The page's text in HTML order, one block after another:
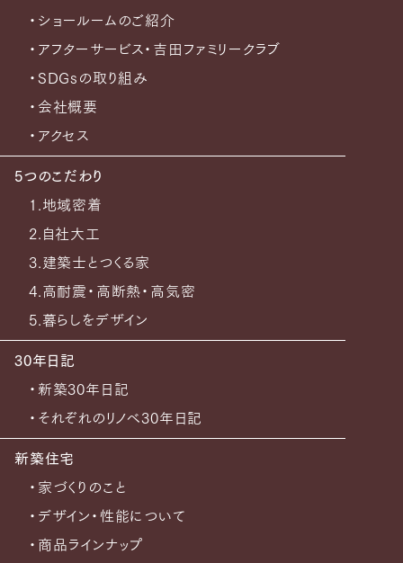
・ショールームのご紹介
・アフターサービス・吉田ファミリークラブ
・SDGsの取り組み
・会社概要
・アクセス
5つのこだわり
1.地域密着
2.自社大工
3.建築士とつくる家
4.高耐震・高断熱・高気密
5.暮らしをデザイン
30年日記
・新築30年日記
・それぞれのリノベ30年日記
新築住宅
・家づくりのこと
・デザイン・性能について
・商品ラインナップ